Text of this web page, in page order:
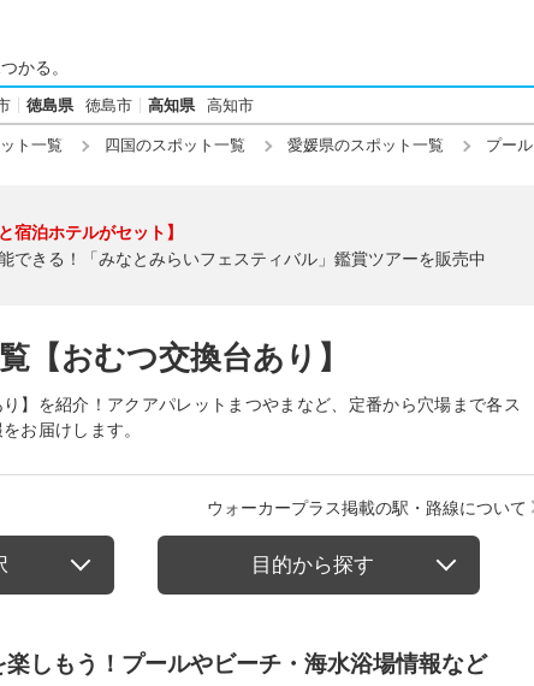
かる。
徳島県 徳島市 高知県 高知市
ト一覧 四国のスポット一覧 愛媛県のスポット一覧 プール
宿泊ホテルがセット】
できる！「みなとみらいフェスティバル」鑑賞ツアーを販売中
【おむつ交換台あり】
】を紹介！アクアパレットまつやまなど、定番から穴場まで各ス
お届けします。
ウォーカープラス掲載の駅・路線について
目的から探す
楽しもう！プールやビーチ・海水浴場情報など